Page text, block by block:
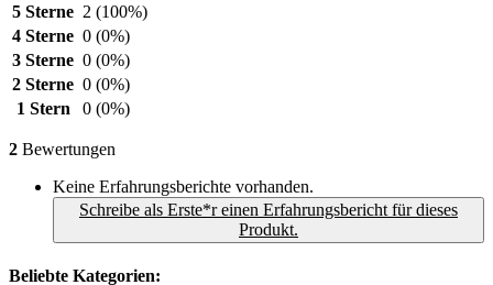
5 Sterne 2 (100%)
4 Sterne 0 (0%)
3 Sterne 0 (0%)
2 Sterne 0 (0%)
1 Stern
0 (0%)
2 Bewertungen
Keine Erfahrungsberichte vorhanden.
Schreibe als Erste*r einen Erfahrungsbericht für dieses
Produkt.
Beliebte Kategorien: